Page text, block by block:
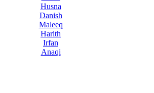
Husna
Danish
Maleeq
Harith
Irfan
Anaqi